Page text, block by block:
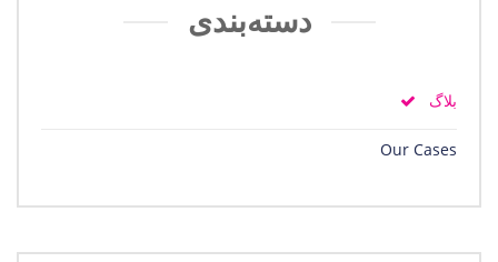
دسته‌بندی
بلاگ
Our Cases